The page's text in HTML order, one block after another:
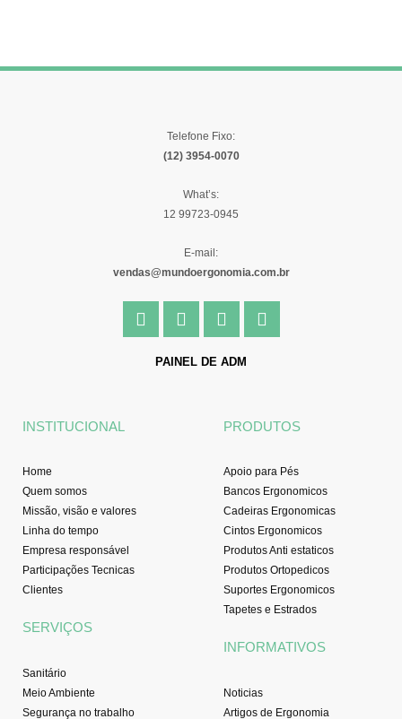
Telefone Fixo:
(12) 3954-0070
What’s:
12 99723-0945
E-mail:
vendas@mundoergonomia.com.br
F
a
I
n
t
Y
o
t
e
L
i
n
PAINEL DE ADM
INSTITUCIONAL
Home
Quem somos
Missão, visão e valores
Linha do tempo
Empresa responsável
Participações Tecnicas
Clientes
SERVIÇOS
Sanitário
Meio Ambiente
Segurança no trabalho
PRODUTOS
Apoio para Pés
Bancos Ergonomicos
Cadeiras Ergonomicas
Cintos Ergonomicos
Produtos Anti estaticos
Produtos Ortopedicos
Suportes Ergonomicos
Tapetes e Estrados
INFORMATIVOS
Noticias
Artigos de Ergonomia